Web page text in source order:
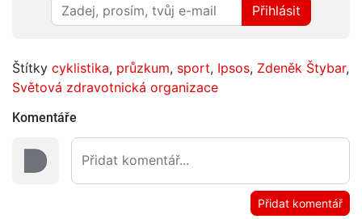
Přihlásit
Štítky cyklistika, průzkum, sport, Ipsos, Zdeněk Štybar,
Světová zdravotnická organizace
Komentáře
Přidat komentář